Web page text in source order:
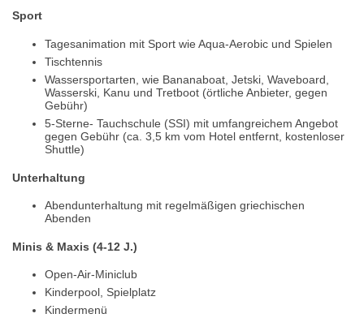
Sport
Tagesanimation mit Sport wie Aqua-Aerobic und Spielen
Tischtennis
Wassersportarten, wie Bananaboat, Jetski, Waveboard,
Wasserski, Kanu und Tretboot (örtliche Anbieter, gegen
Gebühr)
5-Sterne- Tauchschule (SSI) mit umfangreichem Angebot
gegen Gebühr (ca. 3,5 km vom Hotel entfernt, kostenloser
Shuttle)
Unterhaltung
Abendunterhaltung mit regelmäßigen griechischen
Abenden
Minis & Maxis (4-12 J.)
Open-Air-Miniclub
Kinderpool, Spielplatz
Kindermenü